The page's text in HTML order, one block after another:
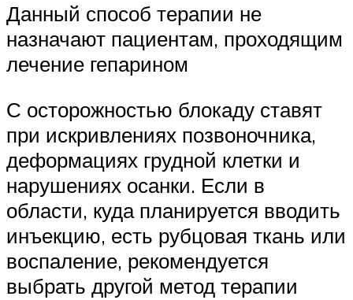
Данный способ терапии не
назначают пациентам, проходящим
лечение гепарином
С осторожностью блокаду ставят
при искривлениях позвоночника,
деформациях грудной клетки и
нарушениях осанки. Если в
области, куда планируется вводить
инъекцию, есть рубцовая ткань или
воспаление, рекомендуется
выбрать другой метод терапии